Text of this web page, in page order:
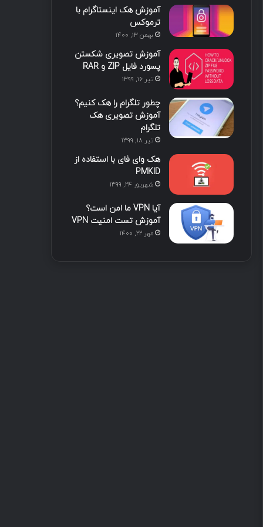
ی
ن
ب
ا
گ
ر
م
م
آموزش هک اینستاگرام با
ترموکس
بهمن ۱۳, ۱۴۰۰
آموزش تصویری شکستن
پسورد فایل ZIP و RAR
تیر ۱۶, ۱۳۹۹
چطور تلگرام را هک کنیم؟
آموزش تصویری هک
تلگرام
تیر ۱۸, ۱۳۹۹
هک وای فای با استفاده از
PMKID
شهریور ۲۴, ۱۳۹۹
آیا VPN ما امن است؟
آموزش تست امنیت VPN
مهر ۲۲, ۱۴۰۰